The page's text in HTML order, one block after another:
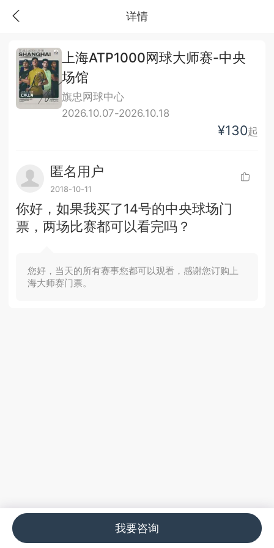
详情
上海ATP1000网球大师赛-中央
场馆
旗忠网球中心
2026.10.07-2026.10.18
¥130起
匿名用户
2018-10-11
你好，如果我买了14号的中央球场门
票，两场比赛都可以看完吗？
您好，当天的所有赛事您都可以观看，感谢您订购上
海大师赛门票。
我要咨询